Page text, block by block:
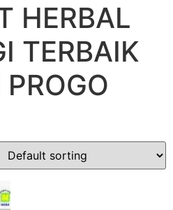
HERBAL
TERBAIK